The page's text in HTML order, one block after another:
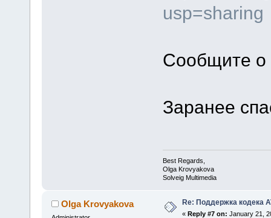
usp=sharing
Сообщите о
Заранее
Best Regards,
Olga Krovyakova
Solveig Multimedia
Olga Krovyakova Re: Поддержка кодека
« Reply #7 on: January 21,